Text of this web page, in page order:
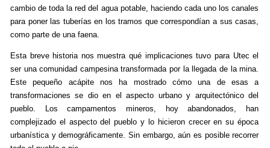
cambio de toda la red del agua potable, haciendo cada uno los canales
para poner las tuberías en los tramos que correspondían a sus casas,
como parte de una faena.
Esta breve historia nos muestra qué implicaciones tuvo para Utec el
ser una comunidad campesina transformada por la llegada de la mina.
Este pequeño acápite nos ha mostrado cómo una de esas a
transformaciones se dio en el aspecto urbano y arquitectónico del
pueblo. Los campamentos mineros, hoy abandonados, han
complejizado el aspecto del pueblo y lo hicieron crecer en su época
urbanística y demográficamente. Sin embargo, aún es posible recorrer